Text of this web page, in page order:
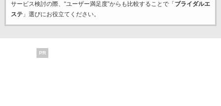
サービス検討の際、“ユーザー満足度”からも比較することで「 ブライダルエ
ステ」選びにお役立てください。
PR